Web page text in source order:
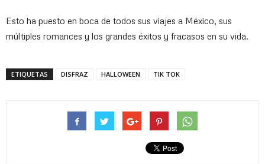
Esto ha puesto en boca de todos sus viajes a México, sus
múltiples romances y los grandes éxitos y fracasos en su vida.
ETIQUETAS DISFRAZ HALLOWEEN TIK TOK